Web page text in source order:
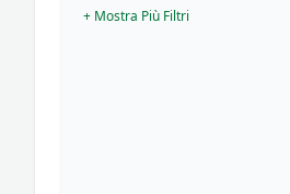
+ Mostra Più Filtri